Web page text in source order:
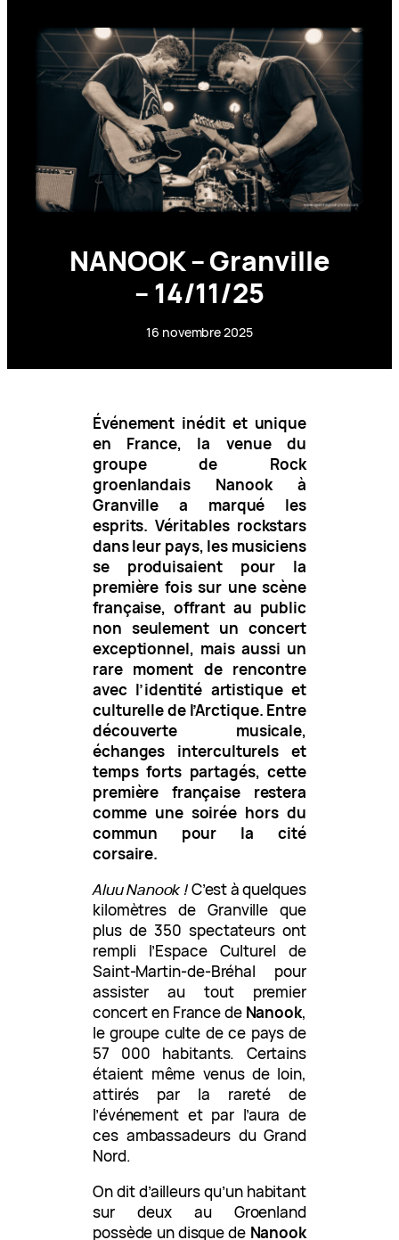
NANOOK – Granville
– 14/11/25
16 novembre 2025
Événement inédit et unique
en France, la venue du
groupe de Rock
groenlandais Nanook à
Granville a marqué les
esprits. Véritables rockstars
dans leur pays, les musiciens
se produisaient pour la
première fois sur une scène
française, offrant au public
non seulement un concert
exceptionnel, mais aussi un
rare moment de rencontre
avec l’identité artistique et
culturelle de l’Arctique. Entre
découverte musicale,
échanges interculturels et
temps forts partagés, cette
première française restera
comme une soirée hors du
commun pour la cité
corsaire.
Aluu Nanook !C’est à quelques
kilomètres de Granville que
plus de 350 spectateurs ont
rempli l’Espace Culturel de
Saint-Martin-de-Bréhal pour
assister au tout premier
concert en France de Nanook,
le groupe culte de ce pays de
57 000 habitants. Certains
étaient même venus de loin,
attirés par la rareté de
l’événement et par l’aura de
ces ambassadeurs du Grand
Nord.
On dit d’ailleurs qu’un habitant
sur deux au Groenland
possède un disque de Nanook